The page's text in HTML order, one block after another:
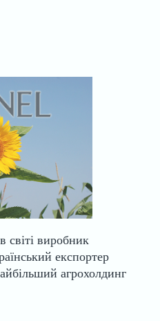
світі виробник
експортер
агрохолдинг